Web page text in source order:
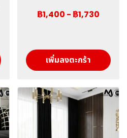
฿1,400 - ฿1,730
เพิ่มลงตะกร้า